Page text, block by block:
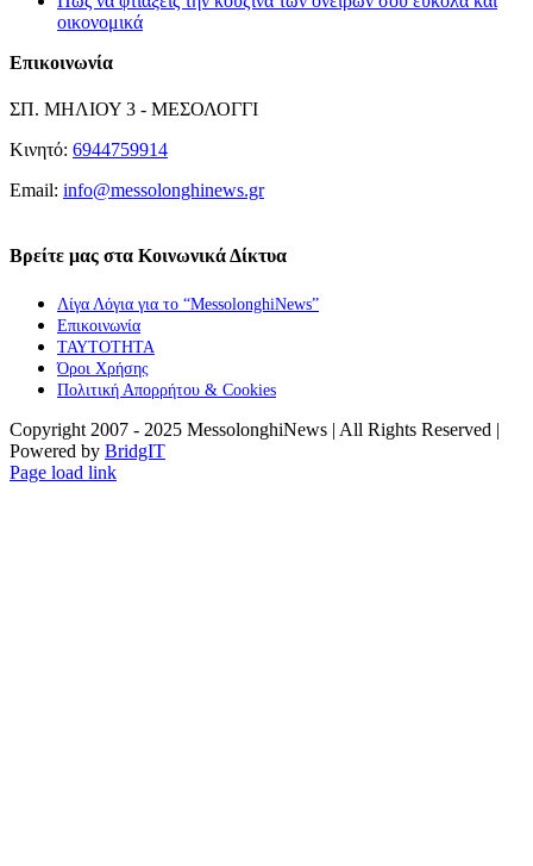
οικονομικά
Επικοινωνία
ΣΠ. ΜΗΛΙΟΥ 3 - ΜΕΣΟΛΟΓΓΙ
Κινητό: 6944759914
Email: info@messolonghinews.gr
Βρείτε μας στα Κοινωνικά Δίκτυα
Λίγα Λόγια για το “MessolonghiNews”
Επικοινωνία
ΤΑΥΤΟΤΗΤΑ
Όροι Χρήσης
Πολιτική Απορρήτου & Cookies
Copyright 2007 - 2025 MessolonghiNews | All Rights Reserved |
Powered by BridgIT
YouTube
Facebook
Instagram
Page load link